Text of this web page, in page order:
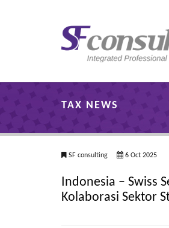
TAX NEWS
SF consulting 6 Oct 2025
Indonesia – Swiss
Kolaborasi Sektor